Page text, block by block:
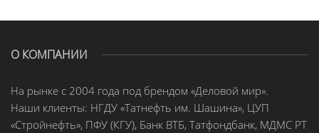
О КОМПАНИИ
На рынке с 2004 года под брендом «Деловой мир».
Наши клиенты: НГДУ «Татнефть им. Шашина», ЦУП
«Стройнефть», ПФУ (КГУ), Банк ВТБ, Татфондбанк, МДМС РТ